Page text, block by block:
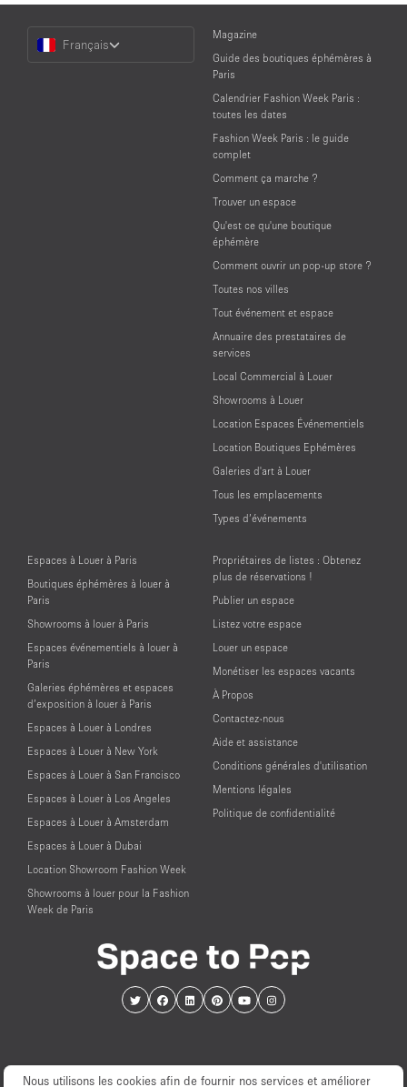
Nous utilisons les cookies afin de fournir nos services et améliorer
Language
Français
Magazine
Guide des boutiques éphémères à
Paris
Calendrier Fashion Week Paris :
toutes les dates
Fashion Week Paris : le guide
complet
Comment ça marche ?
Trouver un espace
Qu'est ce qu'une boutique
éphémère
Comment ouvrir un pop-up store ?
Toutes nos villes
Tout événement et espace
Annuaire des prestataires de
services
Local Commercial à Louer
Showrooms à Louer
Location Espaces Événementiels
Location Boutiques Ephémères
Galeries d'art à Louer
Tous les emplacements
Types d’événements
Espaces à Louer à Paris
Boutiques éphémères à louer à
Paris
Showrooms à louer à Paris
Espaces événementiels à louer à
Paris
Galeries éphémères et espaces
d’exposition à louer à Paris
Espaces à Louer à Londres
Espaces à Louer à New York
Espaces à Louer à San Francisco
Espaces à Louer à Los Angeles
Espaces à Louer à Amsterdam
Espaces à Louer à Dubai
Location Showroom Fashion Week
Showrooms à louer pour la Fashion
Week de Paris
Propriétaires de listes : Obtenez
plus de réservations !
Publier un espace
Listez votre espace
Louer un espace
Monétiser les espaces vacants
À Propos
Contactez-nous
Aide et assistance
Conditions générales d'utilisation
Mentions légales
Politique de confidentialité